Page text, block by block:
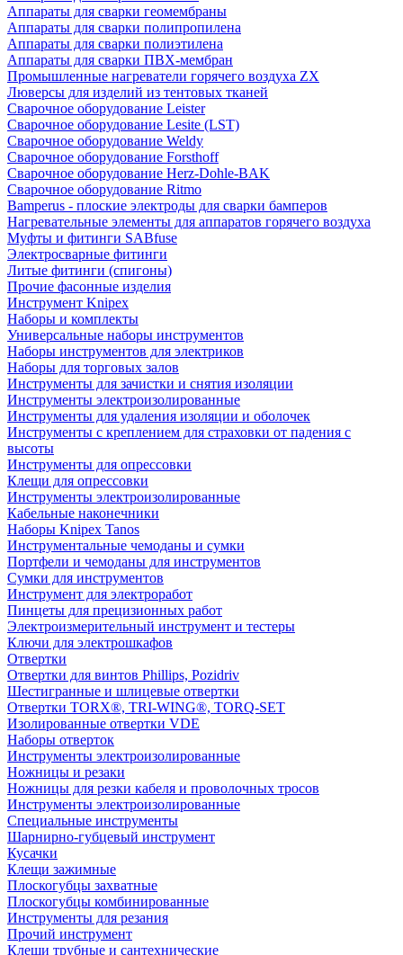
Аппараты для сварки геомембраны
Аппараты для сварки полипропилена
Аппараты для сварки полиэтилена
Аппараты для сварки ПВХ-мембран
Промышленные нагреватели горячего воздуха ZX
Люверсы для изделий из тентовых тканей
Сварочное оборудование Leister
Сварочное оборудование Lesite (LST)
Сварочное оборудование Weldy
Сварочное оборудование Forsthoff
Сварочное оборудование Herz-Dohle-BAK
Сварочное оборудование Ritmo
Bamperus - плоские электроды для сварки бамперов
Нагревательные элементы для аппаратов горячего воздуха
Муфты и фитинги SABfuse
Электросварные фитинги
Литые фитинги (спигоны)
Прочие фасонные изделия
Инструмент Knipex
Наборы и комплекты
Универсальные наборы инструментов
Наборы инструментов для электриков
Наборы для торговых залов
Инструменты для зачистки и снятия изоляции
Инструменты электроизолированные
Инструменты для удаления изоляции и оболочек
Инструменты с креплением для страховки от падения с
высоты
Инструменты для опрессовки
Клещи для опрессовки
Инструменты электроизолированные
Кабельные наконечники
Наборы Knipex Tanos
Инструментальные чемоданы и сумки
Портфели и чемоданы для инструментов
Сумки для инструментов
Инструмент для электроработ
Пинцеты для прецизионных работ
Электроизмерительный инструмент и тестеры
Ключи для электрошкафов
Отвертки
Отвертки для винтов Phillips, Pozidriv
Шестигранные и шлицевые отвертки
Отвертки TORX®, TRI-WING®, TORQ-SET
Изолированные отвертки VDE
Наборы отверток
Инструменты электроизолированные
Ножницы и резаки
Ножницы для резки кабеля и проволочных тросов
Инструменты электроизолированные
Специальные инструменты
Шарнирно-губцевый инструмент
Кусачки
Клещи зажимные
Плоскогубцы захватные
Плоскогубцы комбинированные
Инструменты для резания
Прочий инструмент
Клещи трубные и сантехнические